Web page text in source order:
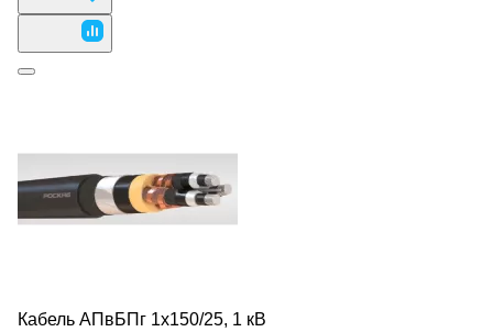
Кабель АПвБПг 1х150/25, 1 кВ